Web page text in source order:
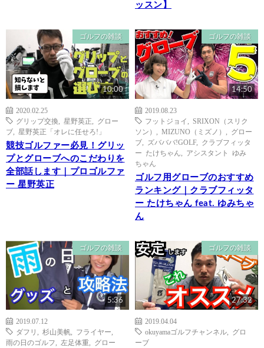
ッスン】
ゴルフの雑談
10:00
2020.02.25
グリップ交換
星野英正
グロー
ブ
星野英正「オレに任せろ!」
競技ゴルファー必見！グリッ
プとグローブへのこだわりを
全部話します｜プロゴルファ
ー 星野英正
ゴルフの雑談
14:50
2019.08.23
フットジョイ
SRIXON（スリク
ソン）
MIZUNO（ミズノ）
グロー
ブ
ズバババ!GOLF, クラブフィッタ
ー たけちゃん
アシスタント ゆみ
ちゃん
ゴルフ用グローブのおすすめ
ランキング｜クラブフィッタ
ー たけちゃん feat. ゆみちゃ
ん
ゴルフの雑談
5:36
2019.07.12
ダフリ
杉山美帆 フライヤー
雨の日のゴルフ
左足体重
グロー
ゴルフの雑談
27:32
2019.04.04
okuyamaゴルフチャンネル
グロ
ーブ